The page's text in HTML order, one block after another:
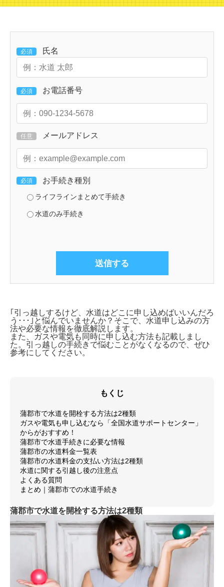
必須 氏名
必須 お電話番号
任意 メールアドレス
必須 お手続き種別
ライフラインまとめて手続き
水道のみ手続き
｢引っ越しするけど、水道はどこに申し込めばいいんだろ
う･･･｣と悩んでいませんか？そこで、 水道申し込みの方
法や必要な情報を徹底解説します。
また、ガスや電気も同時に申し込む方法も記載しまし
た。引っ越しの手続きで悩むことがなくなるので、ぜひ
参考にしてください。
もくじ
蒲郡市で水道を開栓する方法は2種類
ガスや電気も申し込むなら「全国水道サポートセンター」
からがおすすめ！
蒲郡市で水道手続きに必要な情報
蒲郡市の水道料金一覧表
蒲郡市の水道料金の支払い方法は2種類
水道に関する引越し後の注意点
よくある質問
まとめ｜蒲郡市での水道手続き
蒲郡市で水道を開栓する方法は2種類